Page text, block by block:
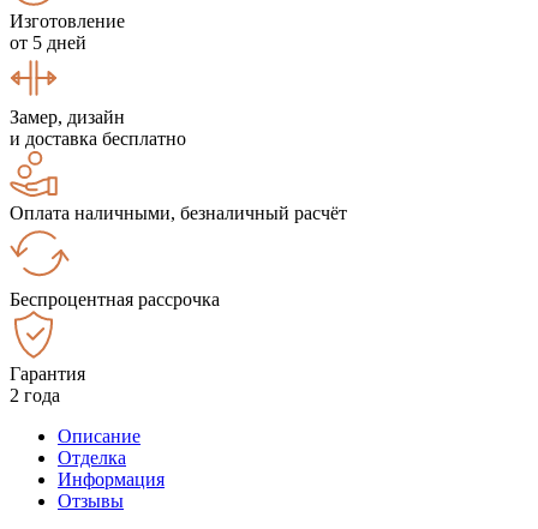
Изготовление
от 5 дней
Замер, дизайн
и доставка бесплатно
Оплата наличными, безналичный расчёт
Беспроцентная рассрочка
Гарантия
2 года
Описание
Отделка
Информация
Отзывы